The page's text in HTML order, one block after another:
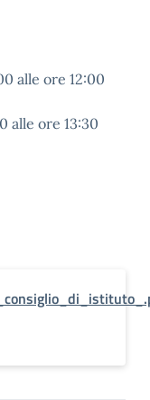
alle ore 12:00
alle ore 13:30